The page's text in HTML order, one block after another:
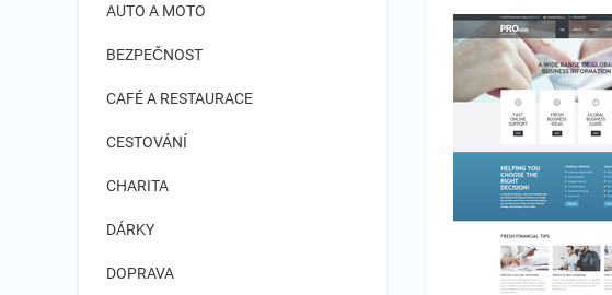
AUTO A MOTO
BEZPEČNOST
CAFÉ A RESTAURACE
CESTOVÁNÍ
CHARITA
DÁRKY
DOPRAVA